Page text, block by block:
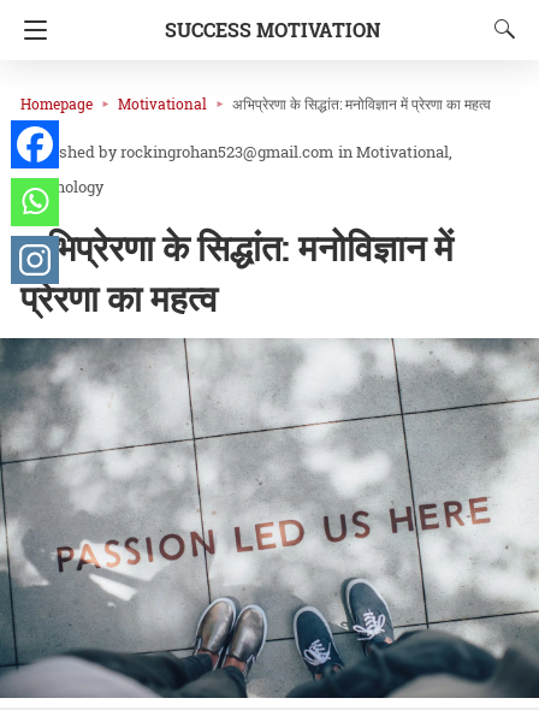
SUCCESS MOTIVATION
Homepage Motivational अभिप्रेरणा के सिद्धांत: मनोविज्ञान में प्रेरणा का महत्व
rockingrohan523@gmail.com inMotivational
Psychology
अभिप्रेरणा के सिद्धांत: मनोविज्ञान में
प्रेरणा का महत्व